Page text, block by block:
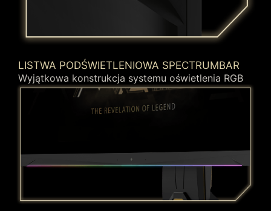
LISTWA PODŚWIETLENIOWA SPECTRUMBAR
Wyjątkowa konstrukcja systemu oświetlenia RGB